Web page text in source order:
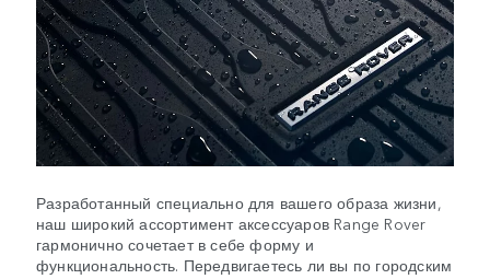
Разработанный специально для вашего образа жизни,
наш широкий ассортимент аксессуаров Range Rover
гармонично сочетает в себе форму и
функциональность. Передвигаетесь ли вы по городским